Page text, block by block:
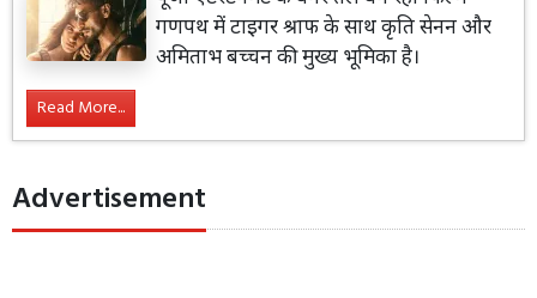
गणपथ में टाइगर श्राफ के साथ कृति सेनन और
अमिताभ बच्चन की मुख्य भूमिका है।
Read More...
Advertisement